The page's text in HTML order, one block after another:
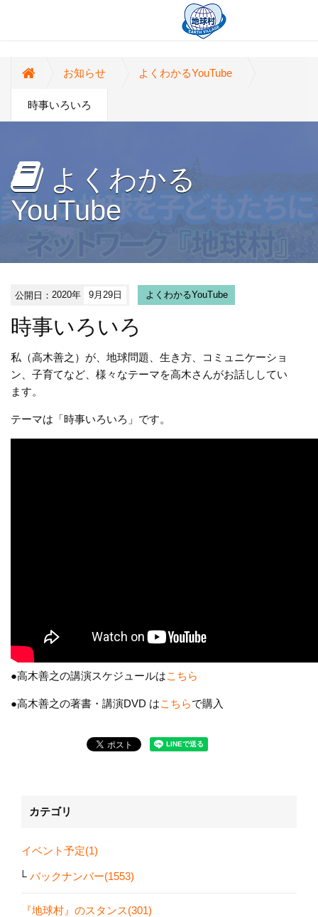
お知らせ よくわかるYouTube
時事いろいろ
よくわかる
YouTube
公開日：2020年 9月29日 よくわかるYouTube
時事いろいろ
私（高木善之）が、地球問題、生き方、コミュニケーショ
ン、子育てなど、様々なテーマを高木さんがお話ししてい
ます。
テーマは「時事いろいろ」です。
●高木善之の講演スケジュールはこちら
●高木善之の著書・講演DVD はこちらで購入
カテゴリ
イベント予定(1)
バックナンバー(1553)
『地球村』のスタンス(301)